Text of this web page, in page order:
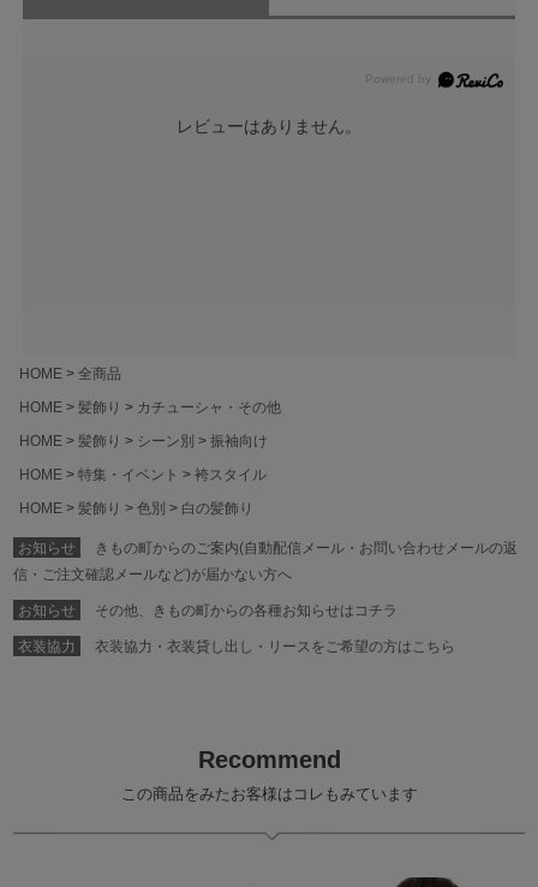
レビューはありません。
HOME
全商品
HOME
髪飾り
カチューシャ・その他
HOME
髪飾り シーン別
振袖向け
HOME
特集・イベント
袴スタイル
HOME
髪飾り 色別 白の髪飾り
お知らせ
きもの町からのご案内(自動配信メール・お問い合わせメールの返
信・ご注文確認メールなど)が届かない方へ
お知らせ その他、きもの町からの各種お知らせはコチラ
衣装協力 衣装協力・衣装貸し出し・リースをご希望の方はこちら
Recommend
この商品をみたお客様はコレもみています